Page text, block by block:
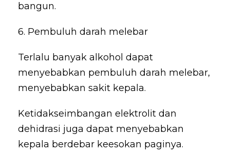
bangun.
6. Pembuluh darah melebar
Terlalu banyak alkohol dapat
menyebabkan pembuluh darah melebar,
menyebabkan sakit kepala.
Ketidakseimbangan elektrolit dan
dehidrasi juga dapat menyebabkan
kepala berdebar keesokan paginya.